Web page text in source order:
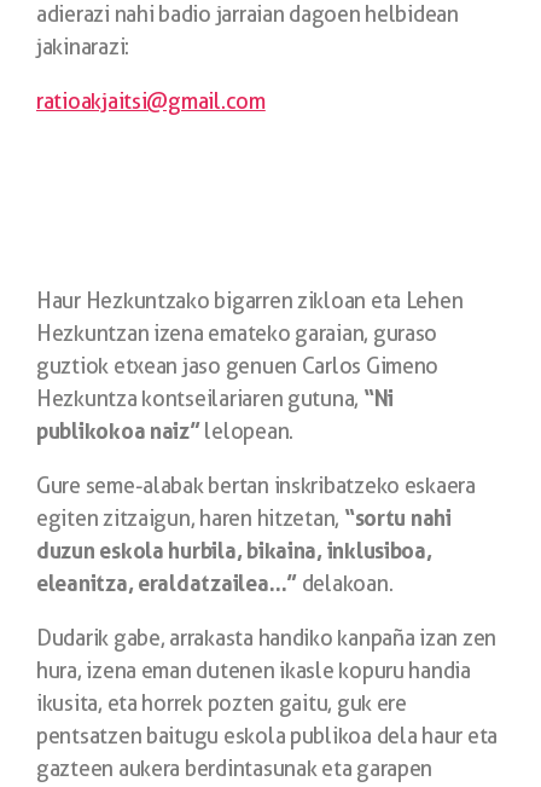
adierazi nahi badio jarraian dagoen helbidean
jakinarazi:
ratioakjaitsi@gmail.com
Haur Hezkuntzako bigarren zikloan eta Lehen
Hezkuntzan izena emateko garaian, guraso
guztiok etxean jaso genuen Carlos Gimeno
Hezkuntza kontseilariaren gutuna, “Ni
publikokoa naiz”lelopean.
Gure seme-alabak bertan inskribatzeko eskaera
egiten zitzaigun, haren hitzetan, “sortu nahi
duzun eskola hurbila, bikaina, inklusiboa,
eleanitza, eraldatzailea…”delakoan.
Dudarik gabe, arrakasta handiko kanpaña izan zen
hura, izena eman dutenen ikasle kopuru handia
ikusita, eta horrek pozten gaitu, guk ere
pentsatzen baitugu eskola publikoa dela haur eta
gazteen aukera berdintasunak eta garapen